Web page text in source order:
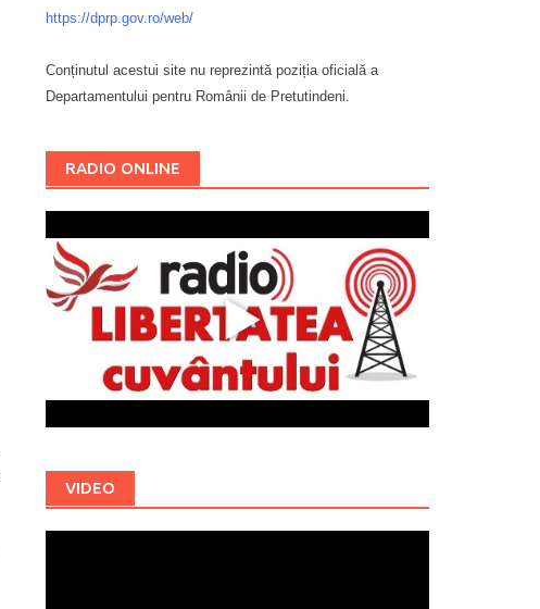
https://dprp.gov.ro/web/
Conținutul acestui site nu reprezintă poziția oficială a
Departamentului pentru Românii de Pretutindeni.
RADIO ONLINE
VIDEO